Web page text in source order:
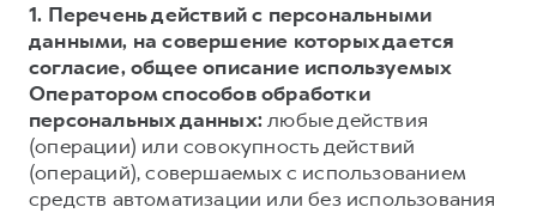
1. Перечень действий с персональными
данными, на совершение которых дается
согласие, общее описание используемых
Оператором способов обработки
персональных данных:любые действия
(операции) или совокупность действий
(операций), совершаемых с использованием
средств автоматизации или без использования